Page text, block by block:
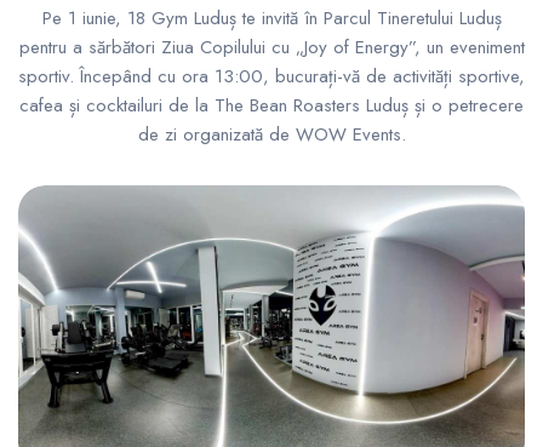
Pe 1 iunie, 18 Gym Luduș te invită în Parcul Tineretului Luduș
pentru a sărbători Ziua Copilului cu „Joy of Energy”, un eveniment
sportiv. Începând cu ora 13:00, bucurați-vă de activități sportive,
cafea și cocktailuri de la The Bean Roasters Luduș și o petrecere
de zi organizată de WOW Events.